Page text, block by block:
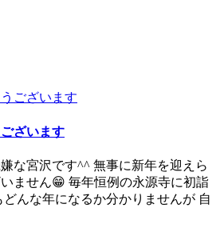
ざいます
な宮沢です^^ 無事に新年を迎えら
ません😁 毎年恒例の永源寺に初詣
んな年になるか分かりませんが 自